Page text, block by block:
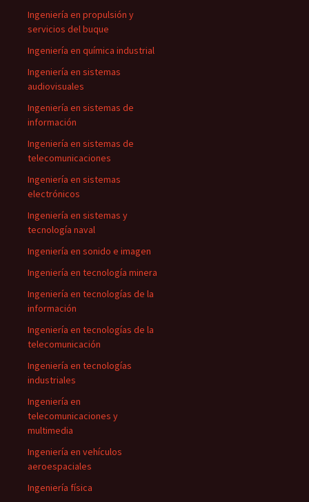
Ingeniería en propulsión y
servicios del buque
Ingeniería en química industrial
Ingeniería en sistemas
audiovisuales
Ingeniería en sistemas de
información
Ingeniería en sistemas de
telecomunicaciones
Ingeniería en sistemas
electrónicos
Ingeniería en sistemas y
tecnología naval
Ingeniería en sonido e imagen
Ingeniería en tecnología minera
Ingeniería en tecnologías de la
información
Ingeniería en tecnologías de la
telecomunicación
Ingeniería en tecnologías
industriales
Ingeniería en
telecomunicaciones y
multimedia
Ingeniería en vehículos
aeroespaciales
Ingeniería física